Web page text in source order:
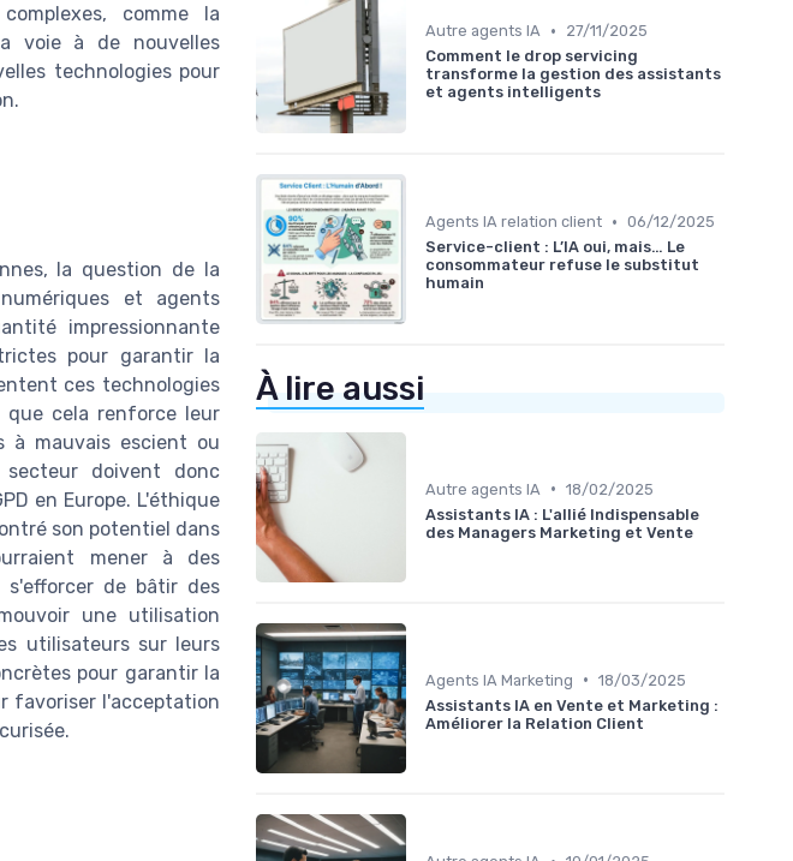
comme la
voie à de nouvelles
technologies pour
la question de la
et agents
impressionnante
pour garantir la
ces technologies
que cela renforce leur
à mauvais escient ou
secteur doivent donc
en Europe. L'éthique
son potentiel dans
mener à des
de bâtir des
une utilisation
utilisateurs sur leurs
pour garantir la
favoriser l'acceptation
Autre agents IA •
27/11/2025
Comment le drop servicing
transforme la gestion des assistants
et agents intelligents
Agents IA relation client • 06/12/2025
Service-client : L’IA oui, mais… Le
consommateur refuse le substitut
humain
À lire aussi
Autre agents IA • 18/02/2025
Assistants IA : L'allié Indispensable
des Managers Marketing et Vente
Agents IA Marketing • 18/03/2025
Assistants IA en Vente et Marketing :
Améliorer la Relation Client